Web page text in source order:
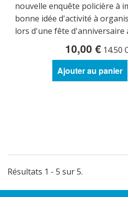
nouvelle enquête policière à
bonne idée d'activité à
lors d'une fête d'anniversaire
10,00 € 14.50
Ajouter au panier
Résultats 1 - 5 sur 5.